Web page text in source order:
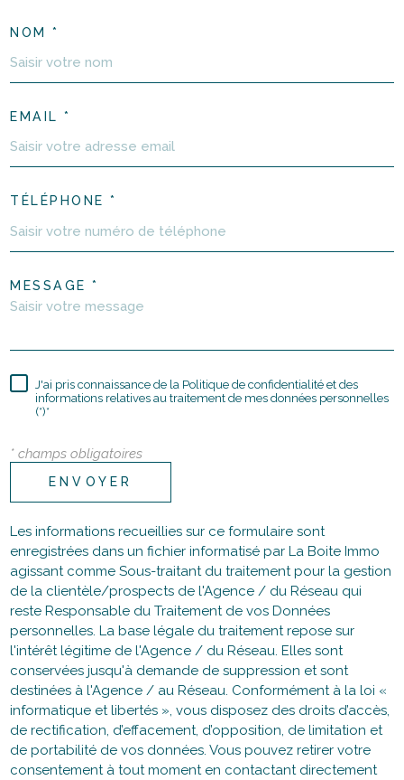
NOM *
EMAIL *
TÉLÉPHONE *
MESSAGE *
J'ai pris connaissance de la Politique de confidentialité et des
informations relatives au traitement de mes données personnelles
(*)*
* champs obligatoires
ENVOYER
Les informations recueillies sur ce formulaire sont
enregistrées dans un fichier informatisé par La Boite Immo
agissant comme Sous-traitant du traitement pour la gestion
de la clientèle/prospects de l'Agence / du Réseau qui
reste Responsable du Traitement de vos Données
personnelles. La base légale du traitement repose sur
l'intérêt légitime de l'Agence / du Réseau. Elles sont
conservées jusqu'à demande de suppression et sont
destinées à l'Agence / au Réseau. Conformément à la loi «
informatique et libertés », vous disposez des droits d’accès,
de rectification, d’effacement, d’opposition, de limitation et
de portabilité de vos données. Vous pouvez retirer votre
consentement à tout moment en contactant directement